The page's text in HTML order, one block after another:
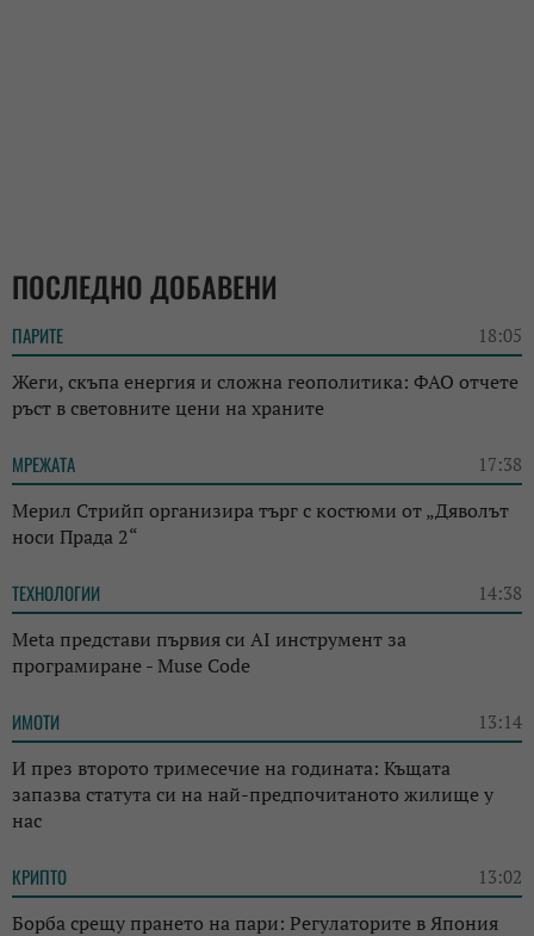
ПОСЛЕДНО ДОБАВЕНИ
ПАРИТЕ 18:05
Жеги, скъпа енергия и сложна геополитика: ФАО отчете
ръст в световните цени на храните
МРЕЖАТА 17:38
Мерил Стрийп организира търг с костюми от „Дяволът
носи Прада 2“
ТЕХНОЛОГИИ 14:38
Meta представи първия си AI инструмент за
програмиране - Muse Code
ИМОТИ 13:14
И през второто тримесечие на годината: Къщата
запазва статута си на най-предпочитаното жилище у
нас
КРИПТО 13:02
Борба срещу прането на пари: Регулаторите в Япония